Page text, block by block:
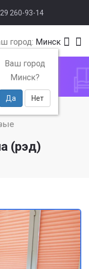
260-93-14
город: Минск
Ваш город
Минск?
Да Нет
ставкой 4% от
(рэд)